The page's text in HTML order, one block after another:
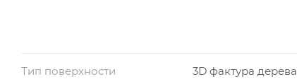
Тип поверхности 3D фактура дерева